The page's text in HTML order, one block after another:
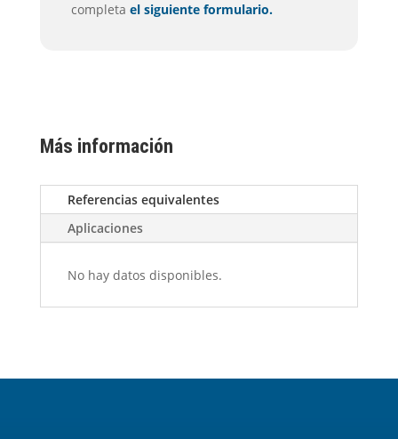
completa el siguiente formulario.
Más información
Referencias equivalentes
Aplicaciones
No hay datos disponibles.